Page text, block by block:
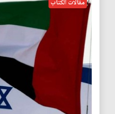
مقالات الكتاب